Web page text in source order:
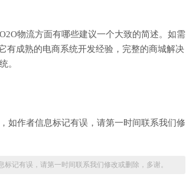
物流方面有哪些建议一个大致的简述。如需
有成熟的电商系统开发经验，完整的商城解决
。
如作者信息标记有误，请第一时间联系我们修
记有误，请第一时间联系我们修改或删除，多谢。